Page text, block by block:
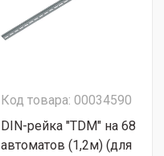
Код товара: 00034590
DIN-рейка "TDM" на 68
автоматов (1,2м) (для